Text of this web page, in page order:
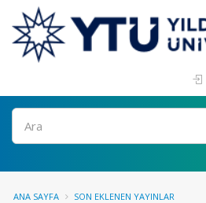
Ara
ANA SAYFA SON EKLENEN YAYINLAR